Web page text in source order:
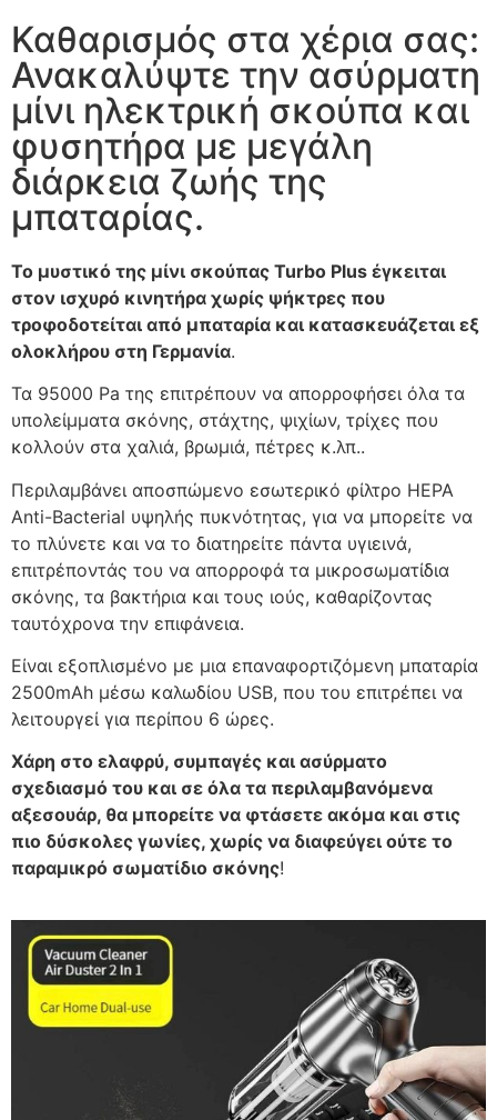
Καθαρισμός στα χέρια σας:
Ανακαλύψτε την ασύρματη
μίνι ηλεκτρική σκούπα και
φυσητήρα με μεγάλη
διάρκεια ζωής της
μπαταρίας.
Το μυστικό της μίνι σκούπας Turbo Plus έγκειται
στον ισχυρό κινητήρα χωρίς ψήκτρες που
τροφοδοτείται από μπαταρία και κατασκευάζεται εξ
ολοκλήρου στη Γερμανία.
Τα 95000 Pa της επιτρέπουν να απορροφήσει όλα τα
υπολείμματα σκόνης, στάχτης, ψιχίων, τρίχες που
κολλούν στα χαλιά, βρωμιά, πέτρες κ.λπ..
Περιλαμβάνει αποσπώμενο εσωτερικό φίλτρο HEPA
Anti-Bacterial υψηλής πυκνότητας, για να μπορείτε να
το πλύνετε και να το διατηρείτε πάντα υγιεινά,
επιτρέποντάς του να απορροφά τα μικροσωματίδια
σκόνης, τα βακτήρια και τους ιούς, καθαρίζοντας
ταυτόχρονα την επιφάνεια.
Είναι εξοπλισμένο με μια επαναφορτιζόμενη μπαταρία
2500mAh μέσω καλωδίου USB, που του επιτρέπει να
λειτουργεί για περίπου 6 ώρες.
Χάρη στο ελαφρύ, συμπαγές και ασύρματο
σχεδιασμό του και σε όλα τα περιλαμβανόμενα
αξεσουάρ, θα μπορείτε να φτάσετε ακόμα και στις
πιο δύσκολες γωνίες, χωρίς να διαφεύγει ούτε το
παραμικρό σωματίδιο σκόνης!